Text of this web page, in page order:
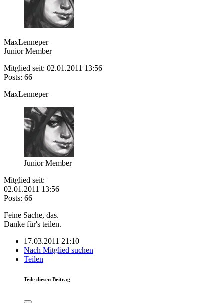
MaxLenneper
Junior Member
Mitglied seit: 02.01.2011 13:56
Posts: 66
MaxLenneper
Junior Member
Mitglied seit:
02.01.2011 13:56
Posts: 66
Feine Sache, das.
Danke für's teilen.
17.03.2011 21:10
Nach Mitglied suchen
Teilen
Teile diesen Beitrag